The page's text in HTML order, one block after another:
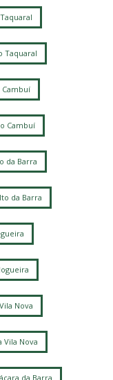
Chapadão
(Sousas)
Taquaral
Cambuí
da Barra
da Barra
Nova
Nova
da Barra